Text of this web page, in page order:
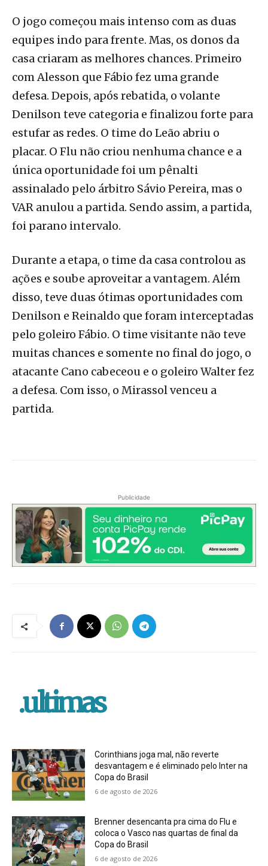
O jogo começou mais intenso com as duas
equipes indo para frente. Mas, os donos da
casa criaram as melhores chances. Primeiro
com Alesson que Fábio fez uma grande
defesa. Depois, após rebatida, o volante
Denilson teve categoria e finalizou forte para
estufar as redes. O time do Leão abriu o
placar. O Flu não criou nenhuma chance e a
única oportunidade foi um pênalti
assinalado pelo árbitro Sávio Pereira, mas o
VAR anulou a partida. Sendo assim, a partida,
foi parano intervalo.
Durante a etapa, o time da casa controlou as
ações e soube aproveitar a vantagem. Além
disso, teve duas ótimas oportunidades com
Denilson e Reinaldo que foram interceptadas
pelo goleiro Fábio. O time visitante não teve
muitas chances e somente no final do jogo, o
atacante Cano cabeceou e o goleiro Walter fez
a defesa. Com isso, o Mirassol venceu a
partida.
Publicidade
.ultimas
Corinthians joga mal, não reverte
desvantagem e é eliminado pelo Inter na
Copa do Brasil
6 de agosto de 2026
Brenner desencanta pra cima do Flu e
coloca o Vasco nas quartas de final da
Copa do Brasil
6 de agosto de 2026